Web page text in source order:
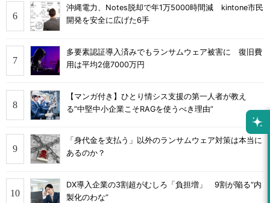
沖縄電力、Notes脱却で年1万5000時間減 kintone市民
開発を安全に広げた6手
多要素認証導入済みでもランサムウェア被害に 復旧費
用は平均2億7000万円
【マンガ付き】ひとり情シス支援の第一人者が教え
る”中堅中小企業こそRAGを使うべき理由”
「身代金を支払う」以外のランサムウェア対策は本当に
あるのか？
DX導入企業の3割超がむしろ「負担増」 9割が陥る“内
製化のわな”